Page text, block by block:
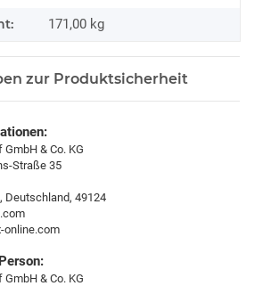
171,00 kg
zur Produktsicherheit
& Co. KG
Straße 35
Deutschland, 49124
online.com
& Co. KG